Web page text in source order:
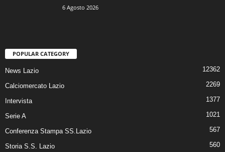
6 Agosto 2026
POPULAR CATEGORY
News Lazio 12362
Calciomercato Lazio 2269
Intervista 1377
Serie A 1021
Conferenza Stampa SS.Lazio 567
Storia S.S. Lazio 560